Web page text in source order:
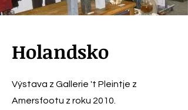
Holandsko
Výstava z Gallerie 't Pleintje z
Amersfootu z roku 2010.